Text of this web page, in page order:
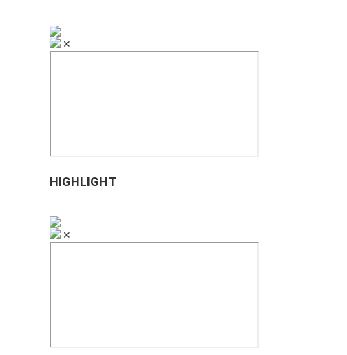
✕
HIGHLIGHT
✕